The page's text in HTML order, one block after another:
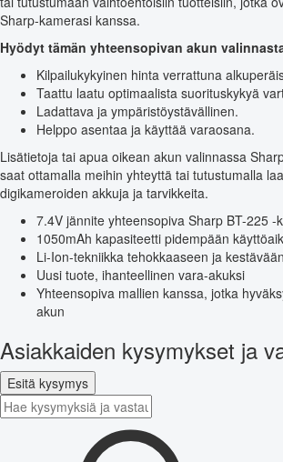
Sharp-kamerasi kanssa.
Hyödyt tämän yhteensopivan akun
Kilpailukykyinen hinta verrattuna
Taattu laatu optimaalista suorituskykyä
Ladattava ja ympäristöystävällinen.
Helppo asentaa ja käyttää varaosana.
Lisätietoja tai apua oikean akun valinnassa
saat ottamalla meihin yhteyttä tai tutustumalla
digikameroiden akkuja ja tarvikkeita.
7.4V jännite yhteensopiva Sharp BT-225 -
1050mAh kapasiteetti pidempään
Li-Ion-tekniikka tehokkaaseen ja
Uusi tuote, ihanteellinen vara-akuksi
Yhteensopiva mallien kanssa, jotka
akun
Asiakkaiden kysymykset ja
Esitä kysymys